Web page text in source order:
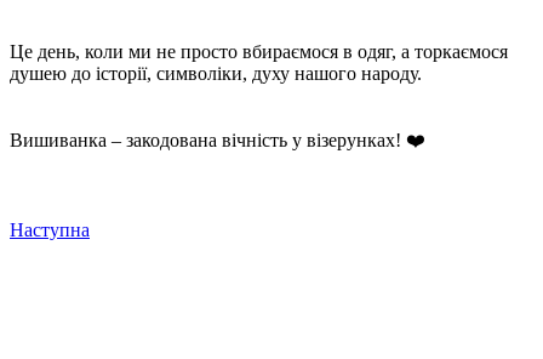
Це день, коли ми не просто вбираємося в одяг, а торкаємося
душею до історії, символіки, духу нашого народу.
Вишиванка – закодована вічність у візерунках! ❤️
Наступна